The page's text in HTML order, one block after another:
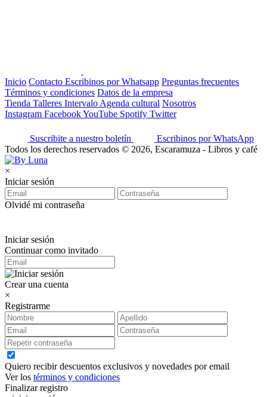
Inicio Contacto Escribinos por Whatsapp Preguntas frecuentes
Términos y condiciones Datos de la empresa
Tienda Talleres Intervalo Agenda cultural Nosotros
Instagram FacebookYouTube Spotify Twitter
Suscribite a nuestro boletín
Escribinos por WhatsApp
Todos los derechos reservados © 2026, Escaramuza - Libros y café
×
Iniciar sesión
Olvidé mi contraseña
Iniciar sesión
Continuar como invitado
Crear una cuenta
×
Registrarme
Quiero recibir descuentos exclusivos y novedades por email
Ver los términos y condiciones
Finalizar registro